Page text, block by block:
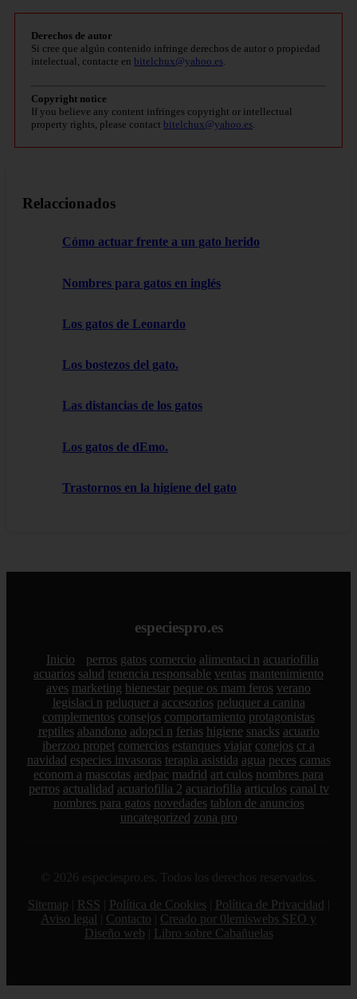
Derechos de autor
Si cree que algún contenido infringe derechos de autor o propiedad
intelectual, contacte en bitelchux@yahoo.es
Copyright notice
If you believe any content infringes copyright or intellectual
property rights, please contact bitelchux@yahoo.es
Relaccionados
Cómo actuar frente a un gato herido
Nombres para gatos en inglés
Los gatos de Leonardo
Los bostezos del gato.
Las distancias de los gatos
Los gatos de dEmo.
Trastornos en la higiene del gato
especiespro.es
Inicio perros gatos comercio alimentaci n acuariofilia
acuarios salud tenencia responsable ventas mantenimiento
aves marketing bienestar peque os mam feros verano
legislaci n peluquer a accesorios peluquer a canina
complementos consejos comportamiento protagonistas
reptiles abandono adopci n ferias higiene snacks acuario
iberzoo propet comercios estanques viajar conejos cr a
navidad especies invasoras terapia asistida agua peces camas
econom a mascotas aedpac madrid art culos nombres para
perros actualidad acuariofilia 2 acuariofilia articulos canal tv
nombres para gatos novedades tablon de anuncios
uncategorized zona pro
© 2026 especiespro.es. Todos los derechos reservados.
Sitemap
RSS Política de Cookies Política de Privacidad
Aviso legal
Contacto
Creado por 0lemiswebs SEO y
Diseño web
Libro sobre Cabañuelas